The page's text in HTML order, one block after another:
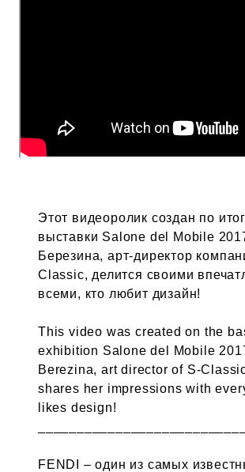
Этот видеоролик создан по
выставки Salone del Mobile
Березина, арт-директор
Classic, делится своими
всеми, кто любит дизайн!
This video was created on the
exhibition Salone del Mobile
Berezina, art director of S-
shares her impressions with
likes design!
FENDI – один из самых